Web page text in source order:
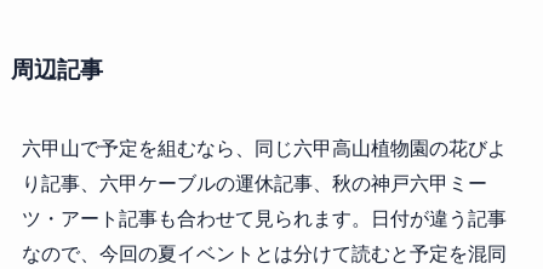
周辺記事
六甲山で予定を組むなら、同じ六甲高山植物園の花びよ
り記事、六甲ケーブルの運休記事、秋の神戸六甲ミー
ツ・アート記事も合わせて見られます。日付が違う記事
なので、今回の夏イベントとは分けて読むと予定を混同